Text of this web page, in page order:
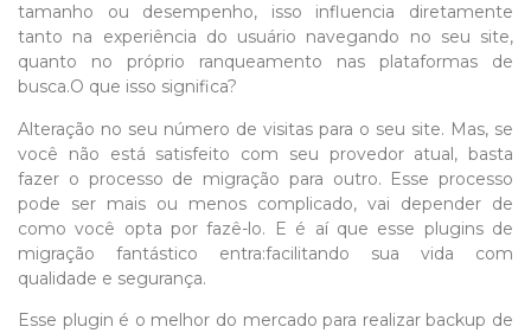
tamanho ou desempenho, isso influencia diretamente
tanto na experiência do usuário navegando no seu site,
quanto no próprio ranqueamento nas plataformas de
busca.O que isso significa?
Alteração no seu número de visitas para o seu site. Mas, se
você não está satisfeito com seu provedor atual, basta
fazer o processo de migração para outro. Esse processo
pode ser mais ou menos complicado, vai depender de
como você opta por fazê-lo. E é aí que esse plugins de
migração fantástico entra:facilitando sua vida com
qualidade e segurança.
Esse plugin é o melhor do mercado para realizar backup de